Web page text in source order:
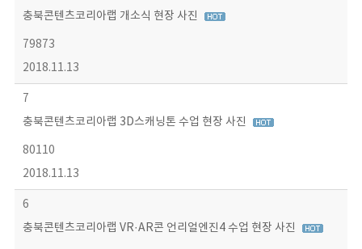
충북콘텐츠코리아랩 개소식 현장 사진
79873
2018.11.13
7
충북콘텐츠코리아랩 3D스캐닝톤 수업 현장 사진
80110
2018.11.13
6
충북콘텐츠코리아랩 VR·AR콘 언리얼엔진4 수업 현장 사진